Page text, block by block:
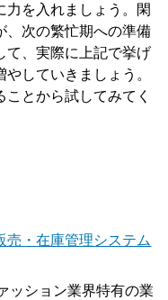
力を入れましょう。閑
、次の繁忙期への準備
て、実際に上記で挙げ
していきましょう。
とから試してみてく
売・在庫管理システム
ッション業界特有の業